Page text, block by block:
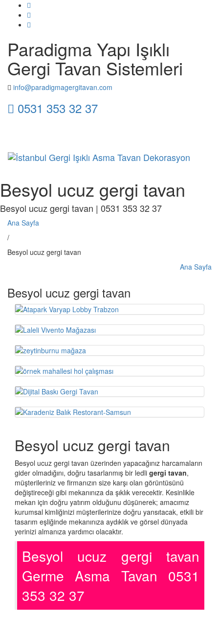
Paradigma Yapı Işıklı
Gergi Tavan Sistemleri
info@paradigmagergitavan.com
0531 353 32 37
Besyol ucuz gergi tavan
Besyol ucuz gergi tavan | 0531 353 32 37
Ana Sayfa
/
Besyol ucuz gergi tavan
Ana Sayfa
Besyol ucuz gergi tavan
Besyol ucuz gergi tavan
Besyol ucuz gergi tavan üzerinden yapacağınız harcamaların
gider olmadığını, doğru tasarlanmış bir ledli gergi tavan,
müşterileriniz ve firmanızın size karşı olan görüntüsünü
değiştireceği gibi mekanınıza da şıklık verecektir. Kesinlikle
mekan için doğru yatırım olduğunu düşünerek; amacımız
kurumsal kimliğinizi müşterilerinize doğru yansıtacak, etkili bir
tasarım eşliğinde mekanınıza aydıklık ve görsel dünyada
yerinizi almanıza yardımcı olacaktır.
Besyol ucuz gergi tavan
Germe Asma Tavan 0531
353 32 37